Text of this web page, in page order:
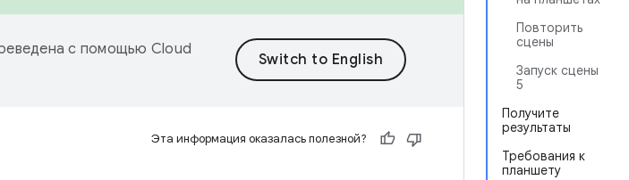
Повторить
сцены
Запуск сцены
5
Получите
результаты
Требования к
планшету
с помощью Cloud
Эта информация оказалась полезной?